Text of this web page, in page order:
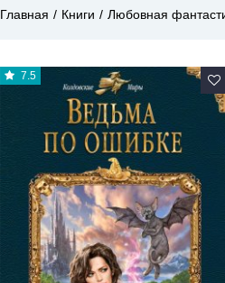
Главная Книги Любовная
7.5